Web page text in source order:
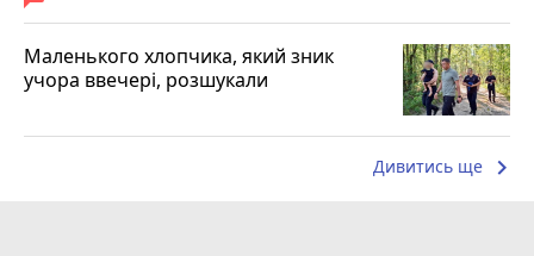
Маленького хлопчика, який зник
учора ввечері, розшукали
Дивитись ще keyboard_arrow_right